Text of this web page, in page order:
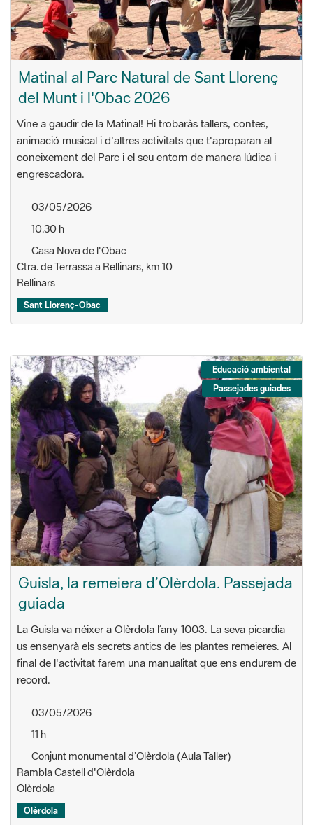
Matinal al Parc Natural de Sant Llorenç
del Munt i l'Obac 2026
Vine a gaudir de la Matinal! Hi trobaràs tallers, contes,
animació musical i d'altres activitats que t'aproparan al
coneixement del Parc i el seu entorn de manera lúdica i
engrescadora.
03/05/2026
10.30 h
Casa Nova de l'Obac
Ctra. de Terrassa a Rellinars, km 10
Rellinars
Sant Llorenç-Obac
Educació ambiental
Passejades guiades
Guisla, la remeiera d’Olèrdola. Passejada
guiada
La Guisla va néixer a Olèrdola l’any 1003. La seva picardia
us ensenyarà els secrets antics de les plantes remeieres. Al
final de l'activitat farem una manualitat que ens endurem de
record.
03/05/2026
11 h
Conjunt monumental d’Olèrdola (Aula Taller)
Rambla Castell d'Olèrdola
Olèrdola
Olèrdola